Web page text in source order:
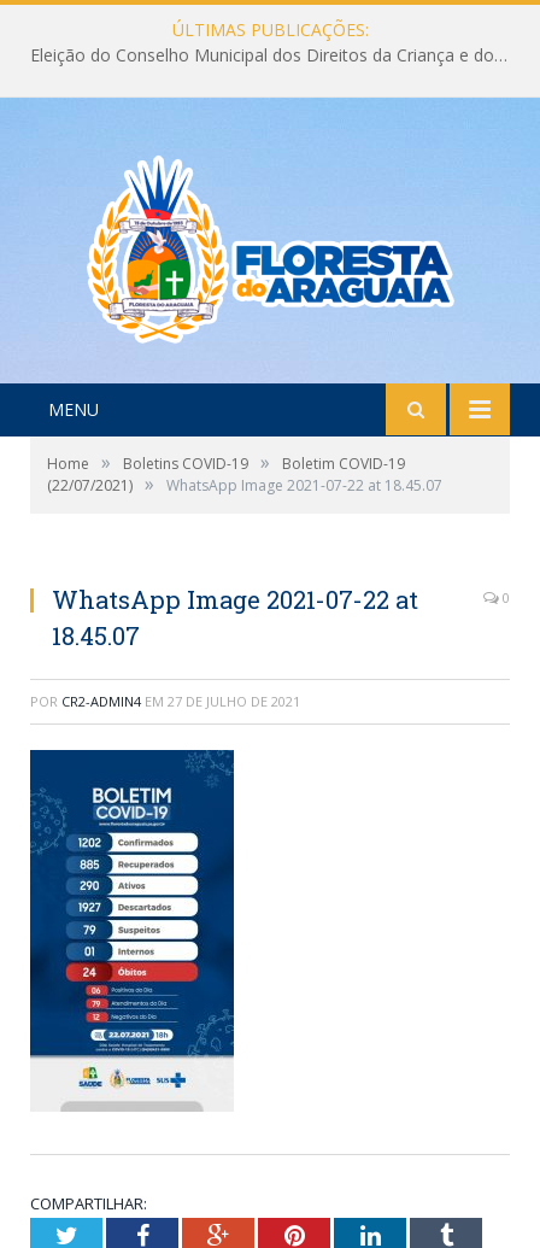
ÚLTIMAS PUBLICAÇÕES:
Eleição do Conselho Municipal dos Direitos da Criança e do Adolescente CMDCA 2026
MENU
Home » Boletins COVID-19 »
Boletim COVID-19
(22/07/2021) » WhatsApp Image 2021-07-22 at 18.45.07
WhatsApp Image 2021-07-22 at
18.45.07
0
POR CR2-ADMIN4 EM 27 DE JULHO DE 2021
COMPARTILHAR:
TwitterFacebookGoogle+PinterestLinkedInTumblr